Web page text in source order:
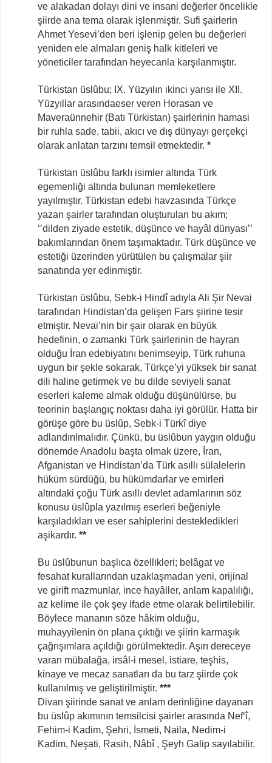
ve alakadan dolayı dini ve insani değerler öncelikle
şiirde ana tema olarak işlenmiştir. Sufi şairlerin
Ahmet Yesevi’den beri işlenip gelen bu değerleri
yeniden ele almaları geniş halk kitleleri ve
yöneticiler tarafından heyecanla karşılanmıştır.
Türkistan üslûbu; IX. Yüzyılın ikinci yarısı ile XII.
Yüzyıllar arasındaeser veren Horasan ve
Maveraünnehir (Batı Türkistan) şairlerinin hamasi
bir ruhla sade, tabii, akıcı ve dış dünyayı gerçekçi
olarak anlatan tarzını temsil etmektedir.*
Türkistan üslûbu farklı isimler altında Türk
egemenliği altında bulunan memleketlere
yayılmıştır. Türkistan edebi havzasında Türkçe
yazan şairler tarafından oluşturulan bu akım;
‘’dilden ziyade estetik, düşünce ve hayâl dünyası’’
bakımlarından önem taşımaktadır. Türk düşünce ve
estetiği üzerinden yürütülen bu çalışmalar şiir
sanatında yer edinmiştir.
Türkistan üslûbu, Sebk-i Hindî adıyla Ali Şir Nevai
tarafından Hindistan’da gelişen Fars şiirine tesir
etmiştir. Nevai’nin bir şair olarak en büyük
hedefinin, o zamanki Türk şairlerinin de hayran
olduğu İran edebiyatını benimseyip, Türk ruhuna
uygun bir şekle sokarak, Türkçe’yi yüksek bir sanat
dili haline getirmek ve bu dilde seviyeli sanat
eserleri kaleme almak olduğu düşünülürse, bu
teorinin başlangıç noktası daha iyi görülür. Hatta bir
görüşe göre bu üslûp, Sebk-i Türkî diye
adlandırılmalıdır. Çünkü, bu üslûbun yaygın olduğu
dönemde Anadolu başta olmak üzere, İran,
Afganistan ve Hindistan’da Türk asıllı sülalelerin
hüküm sürdüğü, bu hükümdarlar ve emirleri
altındaki çoğu Türk asıllı devlet adamlarının söz
konusu üslûpla yazılmış eserleri beğeniyle
karşıladıkları ve eser sahiplerini destekledikleri
aşikardır.**
Bu üslûbunun başlıca özellikleri; belâgat ve
fesahat kurallarından uzaklaşmadan yeni, orijinal
ve girift mazmunlar, ince hayâller, anlam kapalılığı,
az kelime ile çok şey ifade etme olarak belirtilebilir.
Böylece mananın söze hâkim olduğu,
muhayyilenin ön plana çıktığı ve şiirin karmaşık
çağrışımlara açıldığı görülmektedir. Aşırı dereceye
varan mübalağa, irsâl-i mesel, istiare, teşhis,
kinaye ve mecaz sanatları da bu tarz şiirde çok
kullanılmış ve geliştirilmiştir.***
Divan şiirinde sanat ve anlam derinliğine dayanan
bu üslûp akımının temsilcisi şairler arasında Nef‘î,
Fehim-i Kadim, Şehri, İsmeti, Naila, Nedim-i
Kadim, Neşati, Rasih, Nâbî , Şeyh Galip sayılabilir.